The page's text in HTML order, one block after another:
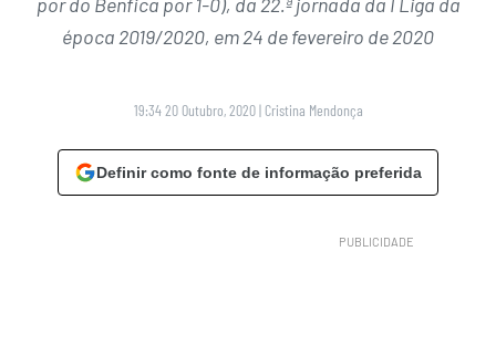
época 2019/2020, em 24 de fevereiro de 2020
19:34 20 Outubro, 2020 | Cristina Mendonça
Definir como fonte de informação preferida